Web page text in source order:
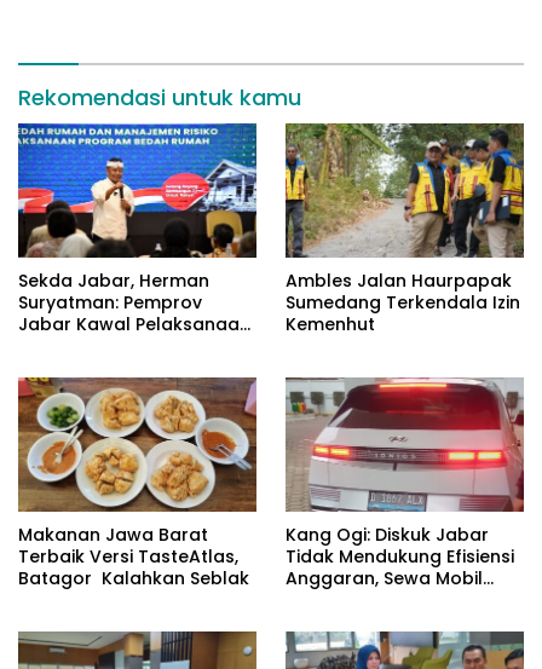
Rekomendasi untuk kamu
Sekda Jabar, Herman
Suryatman: Pemprov
Jabar Kawal Pelaksanaan
Ambles Jalan Haurpapak
Sumedang Terkendala Izin
Kemenhut
Makanan Jawa Barat
Terbaik Versi TasteAtlas,
Batagor Kalahkan Seblak
Kang Ogi: Diskuk Jabar
Tidak Mendukung Efisiensi
Anggaran, Sewa Mobil